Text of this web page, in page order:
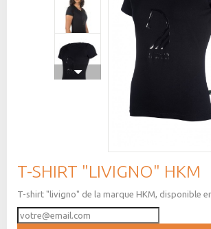
T-SHIRT "LIVIGNO" HKM
T-shirt "livigno" de la marque HKM, disponible